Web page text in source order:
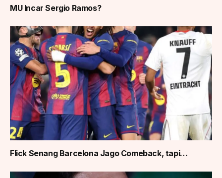
MU Incar Sergio Ramos?
Flick Senang Barcelona Jago Comeback, tapi…